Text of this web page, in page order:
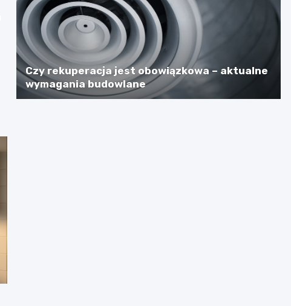
Czy rekuperacja jest obowiązkowa – aktualne
wymagania budowlane